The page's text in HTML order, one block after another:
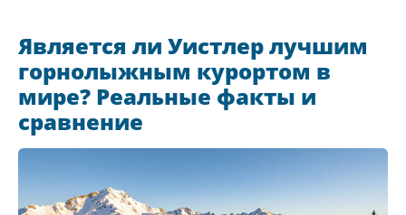
Является ли Уистлер лучшим
горнолыжным курортом в
мире? Реальные факты и
сравнение